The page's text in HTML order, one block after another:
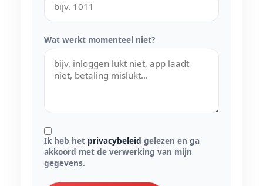
Wat werkt momenteel niet?
Ik heb het privacybeleid gelezen en ga
akkoord met de verwerking van mijn
gegevens.